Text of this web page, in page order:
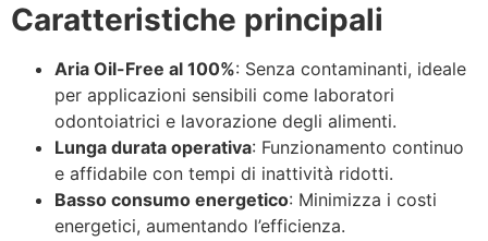
Caratteristiche principali
Aria Oil-Free al 100%: Senza contaminanti, ideale
per applicazioni sensibili come laboratori
odontoiatrici e lavorazione degli alimenti.
Lunga durata operativa: Funzionamento continuo
e affidabile con tempi di inattività ridotti.
Basso consumo energetico: Minimizza i costi
energetici, aumentando l’efficienza.